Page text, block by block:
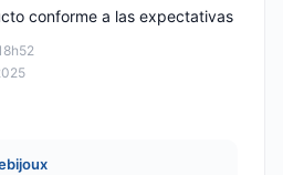
conforme a las expectativas